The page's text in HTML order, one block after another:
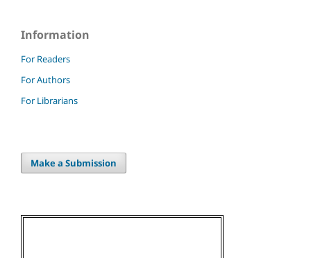
Information
For Readers
For Authors
For Librarians
Make a Submission